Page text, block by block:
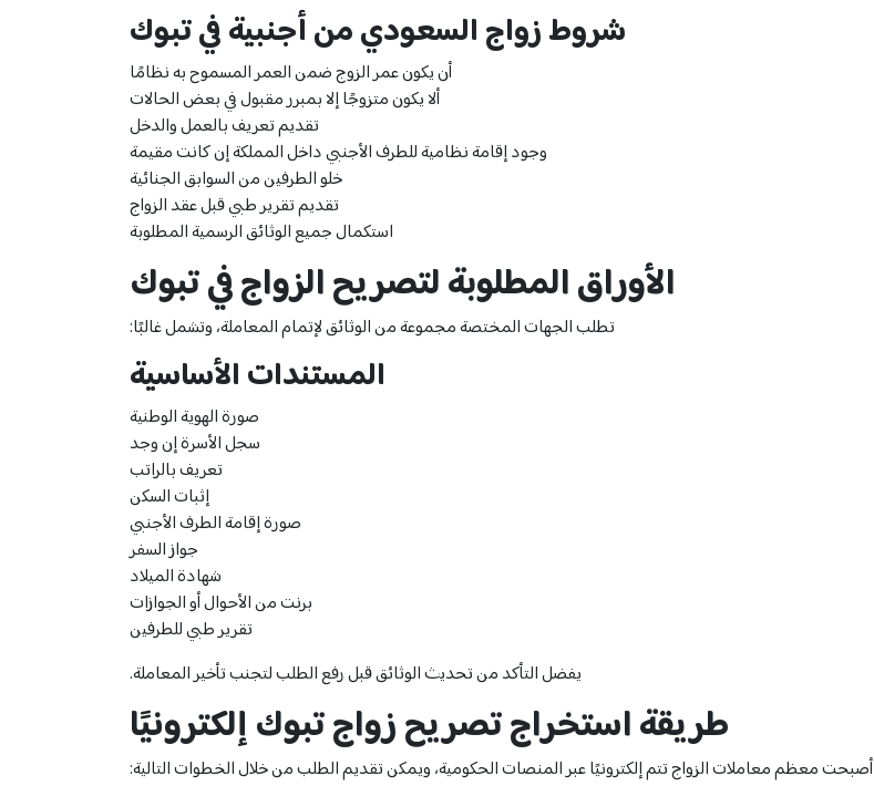
شروط زواج السعودي من أجنبية في تبوك
أن يكون عمر الزوج ضمن العمر المسموح به نظامًا
ألا يكون متزوجًا إلا بمبرر مقبول في بعض الحالات
تقديم تعريف بالعمل والدخل
وجود إقامة نظامية للطرف الأجنبي داخل المملكة إن كانت مقيمة
خلو الطرفين من السوابق الجنائية
تقديم تقرير طبي قبل عقد الزواج
استكمال جميع الوثائق الرسمية المطلوبة
الأوراق المطلوبة لتصريح الزواج في تبوك
تطلب الجهات المختصة مجموعة من الوثائق لإتمام المعاملة، وتشمل غالبًا:
المستندات الأساسية
صورة الهوية الوطنية
سجل الأسرة إن وجد
تعريف بالراتب
إثبات السكن
صورة إقامة الطرف الأجنبي
جواز السفر
شهادة الميلاد
برنت من الأحوال أو الجوازات
تقرير طبي للطرفين
يفضل التأكد من تحديث الوثائق قبل رفع الطلب لتجنب تأخير المعاملة.
طريقة استخراج تصريح زواج تبوك إلكترونيًا
أصبحت معظم معاملات الزواج تتم إلكترونيًا عبر المنصات الحكومية، ويمكن تقديم الطلب من خلال الخطوات التالية: